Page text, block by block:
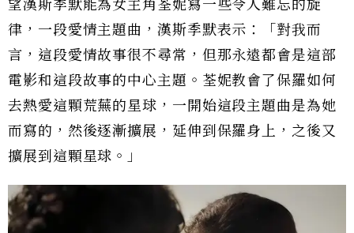
望漢斯季默能為女主角荃妮寫一些令人難忘的旋
律，一段愛情主題曲，漢斯季默表示：「對我而
言，這段愛情故事很不尋常，但那永遠都會是這部
電影和這段故事的中心主題。荃妮教會了保羅如何
去熱愛這顆荒蕪的星球，一開始這段主題曲是為她
而寫的，然後逐漸擴展，延伸到保羅身上，之後又
擴展到這顆星球。」